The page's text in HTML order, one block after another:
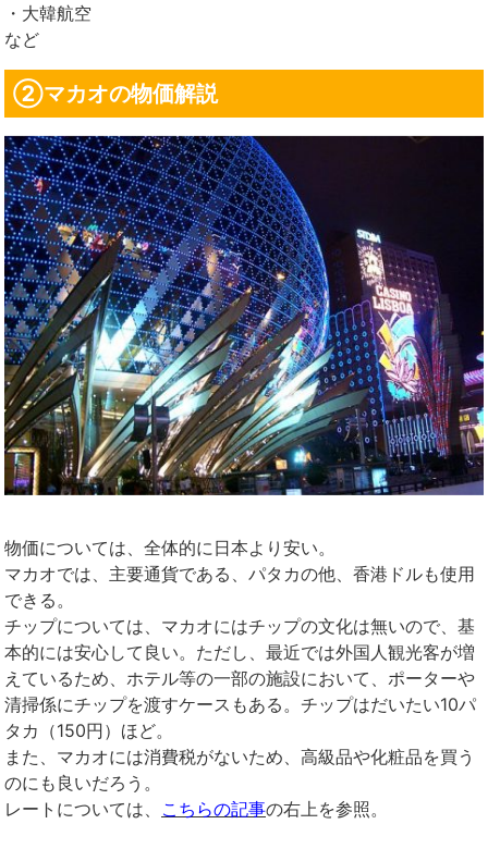
・大韓航空
など
②マカオの物価解説
物価については、全体的に日本より安い。
マカオでは、主要通貨である、パタカの他、香港ドルも使用
できる。
チップについては、マカオにはチップの文化は無いので、基
本的には安心して良い。ただし、最近では外国人観光客が増
えているため、ホテル等の一部の施設において、ポーターや
清掃係にチップを渡すケースもある。チップはだいたい10パ
タカ（150円）ほど。
また、マカオには消費税がないため、高級品や化粧品を買う
のにも良いだろう。
レートについては、 こちらの記事の右上を参照。